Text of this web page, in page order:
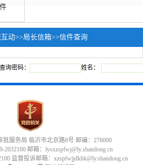
动>>局长信箱>>信件查询
查询密码： 姓名：
批服务局 临沂市北京路8号 邮编：276000
2032100 邮箱：lysxzspfwj@ly.shandong.cn
监督投诉邮箱：xzspfwjjdkhk@ly.shandong.cn